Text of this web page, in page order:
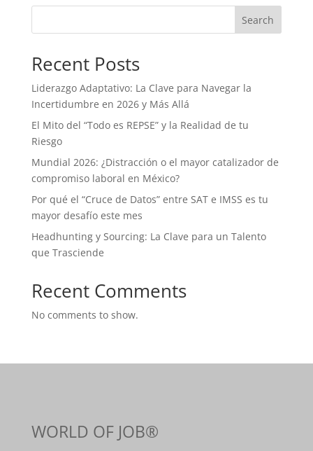
Search
Recent Posts
Liderazgo Adaptativo: La Clave para Navegar la
Incertidumbre en 2026 y Más Allá
El Mito del “Todo es REPSE” y la Realidad de tu
Riesgo
Mundial 2026: ¿Distracción o el mayor catalizador de
compromiso laboral en México?
Por qué el “Cruce de Datos” entre SAT e IMSS es tu
mayor desafío este mes
Headhunting y Sourcing: La Clave para un Talento
que Trasciende
Recent Comments
No comments to show.
WORLD OF JOB®